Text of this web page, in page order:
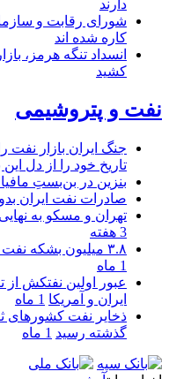
دارند
شورای رقابت و
کاره شده اند
انسداد تنگه هرمز،
کشید
نفت و پتروشیمی
جنگ ایران بازار نفت
تاریخ خود را از دل
بنزین در بن‌بستِ
صادرات نفت ایران
تهران و مسکو به
3 هفته
۳.۸ میلیون بشکه نفت خام ایران از محاصره آمریکا عبور کرد
1 ماه
عبور اولین نفتکش
ایران و آمریکا 1 ماه
گذشته رسید 1 ماه